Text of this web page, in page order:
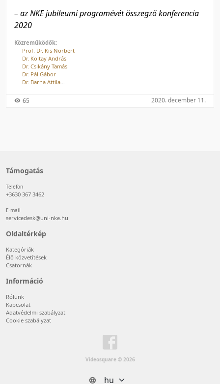
– az NKE jubileumi programévét összegző konferencia
2020
Közreműködők:
Prof. Dr. Kis Norbert
Dr. Koltay András
Dr. Csikány Tamás
Dr. Pál Gábor
Dr. Barna Attila
Csengei Zoltán
65 2020. december 11.
Támogatás
Telefon
+3630 367 3462
E-mail
servicedesk@uni-nke.hu
Oldaltérkép
Kategóriák
Élő közvetítések
Csatornák
Információ
Rólunk
Kapcsolat
Adatvédelmi szabályzat
Cookie szabályzat
Videosquare © 2026